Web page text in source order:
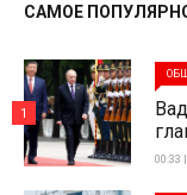
САМОЕ
00:33
1